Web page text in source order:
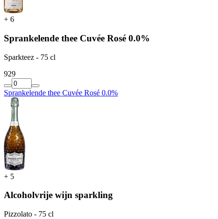
+ 6
Sprankelende thee Cuvée Rosé 0.0%
Sparkteez - 75 cl
929
Sprankelende thee Cuvée Rosé 0.0%
+ 5
Alcoholvrije wijn sparkling
Pizzolato - 75 cl